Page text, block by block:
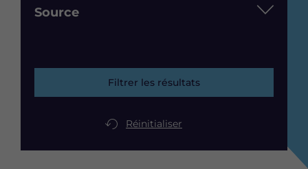
Source
Filtrer les résultats
Réinitialiser